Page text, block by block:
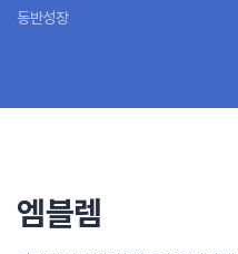
동반성장
엠블렘